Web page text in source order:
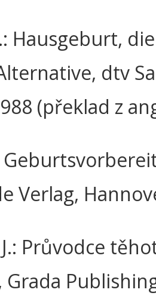
Hausgeburt, die
dtv
(překlad z
Verlag,
J.: Průvodce